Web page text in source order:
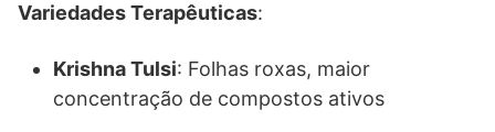
Variedades Terapêuticas:
Krishna Tulsi: Folhas roxas, maior
concentração de compostos ativos